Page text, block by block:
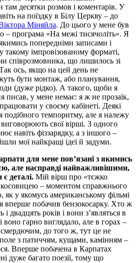
там десятки розмов і коментарів. У
на поїздку в Білу Церкву – до
Міняйла. До цього у мене був
– програма «На межі тисячоліть». Я
попередніми записами і
імпровізованому форматі,
співрозмовника, що лишилось зі
ось, якщо на цей день не
бути монтаж, або планування,
(дуже рідко). А такого, щоби я
писав, у мене немає: я ж не прозаїк,
у своєму кабінеті. Деякі
темпоритму, але я належу
свої вірші. З одного
навіть фіззарядку, а з іншого –
мої найкращі ідеї й задуми.
для мене пов’язані з якимись
але насправді найважливішими,
деталі. Мій вірш про «тєжко
косовицею – моментом справжнього
як у якомусь американському фільмі
вперше побачив бензокосарку. Хто ж
двадцять років і вони з’являться в
гарно виглядало, але в горах –
до того ж, тут це не
з патиччям, кущами, камінням –
Вперше побачена в Карпатах
дуже багато поезії, тому що